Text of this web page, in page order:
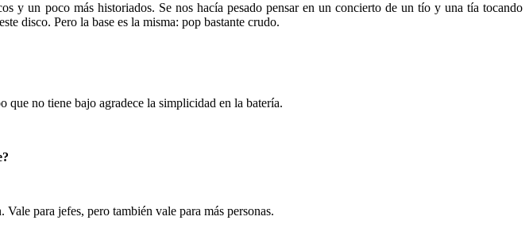
y un poco más historiados. Se nos hacía pesado pensar en un concierto de un tío y una tía tocando
disco. Pero la base es la misma: pop bastante crudo.
que no tiene bajo agradece la simplicidad en la batería.
para jefes, pero también vale para más personas.